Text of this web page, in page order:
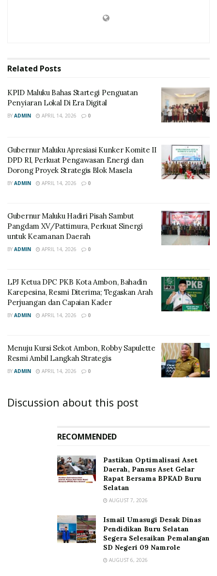
Related Posts
KPID Maluku Bahas Startegi Penguatan
Penyiaran Lokal Di Era Digital
BY ADMIN APRIL 14, 2026 0
Gubernur Maluku Apresiasi Kunker Komite II
DPD RI, Perkuat Pengawasan Energi dan
Dorong Proyek Strategis Blok Masela
BY ADMIN APRIL 14, 2026 0
Gubernur Maluku Hadiri Pisah Sambut
Pangdam XV/Pattimura, Perkuat Sinergi
untuk Keamanan Daerah
BY ADMIN APRIL 14, 2026 0
LPJ Ketua DPC PKB Kota Ambon, Bahadin
Karepesina, Resmi Diterima; Tegaskan Arah
Perjuangan dan Capaian Kader
BY ADMIN APRIL 14, 2026 0
Menuju Kursi Sekot Ambon, Robby Sapulette
Resmi Ambil Langkah Strategis
BY ADMIN APRIL 14, 2026 0
Discussion about this post
RECOMMENDED
Pastikan Optimalisasi Aset
Daerah, Pansus Aset Gelar
Rapat Bersama BPKAD Buru
Selatan
AUGUST 7, 2026
Ismail Umasugi Desak Dinas
Pendidikan Buru Selatan
Segera Selesaikan Pemalangan
SD Negeri 09 Namrole
AUGUST 6, 2026